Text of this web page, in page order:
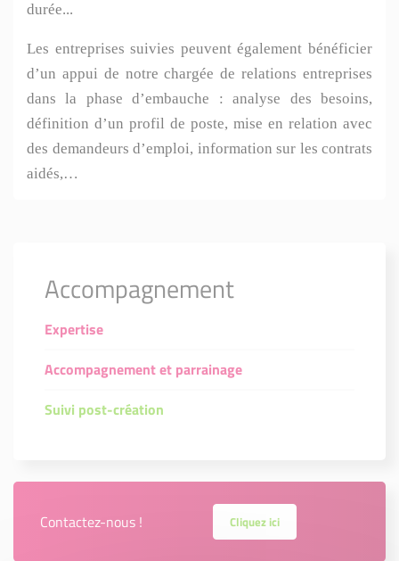
durée...
Les entreprises suivies peuvent également bénéficier
d’un appui de notre chargée de relations entreprises
dans la phase d’embauche : analyse des besoins,
définition d’un profil de poste, mise en relation avec
des demandeurs d’emploi, information sur les contrats
aidés,…
Accompagnement
Expertise
Accompagnement et parrainage
Suivi post-création
Contactez-nous ! Cliquez ici